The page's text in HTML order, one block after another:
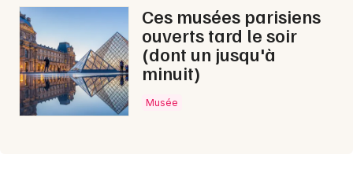
Ces musées parisiens
ouverts tard le soir
(dont un jusqu'à
minuit)
Musée